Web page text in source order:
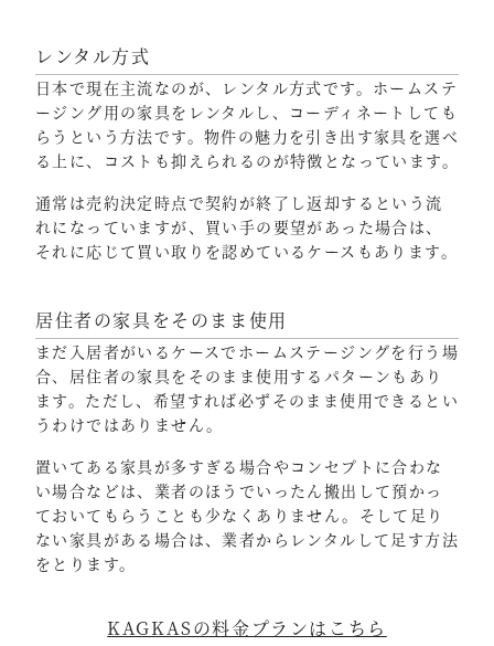
レンタル方式
日本で現在主流なのが、レンタル方式です。ホームステ
ージング用の家具をレンタルし、コーディネートしても
らうという方法です。物件の魅力を引き出す家具を選べ
る上に、コストも抑えられるのが特徴となっています。
通常は売約決定時点で契約が終了し返却するという流
れになっていますが、買い手の要望があった場合は、
それに応じて買い取りを認めているケースもあります。
居住者の家具をそのまま使用
まだ入居者がいるケースでホームステージングを行う場
合、居住者の家具をそのまま使用するパターンもあり
ます。ただし、希望すれば必ずそのまま使用できるとい
うわけではありません。
置いてある家具が多すぎる場合やコンセプトに合わな
い場合などは、業者のほうでいったん搬出して預かっ
ておいてもらうことも少なくありません。そして足り
ない家具がある場合は、業者からレンタルして足す方法
をとります。
KAGKASの料金プランはこちら